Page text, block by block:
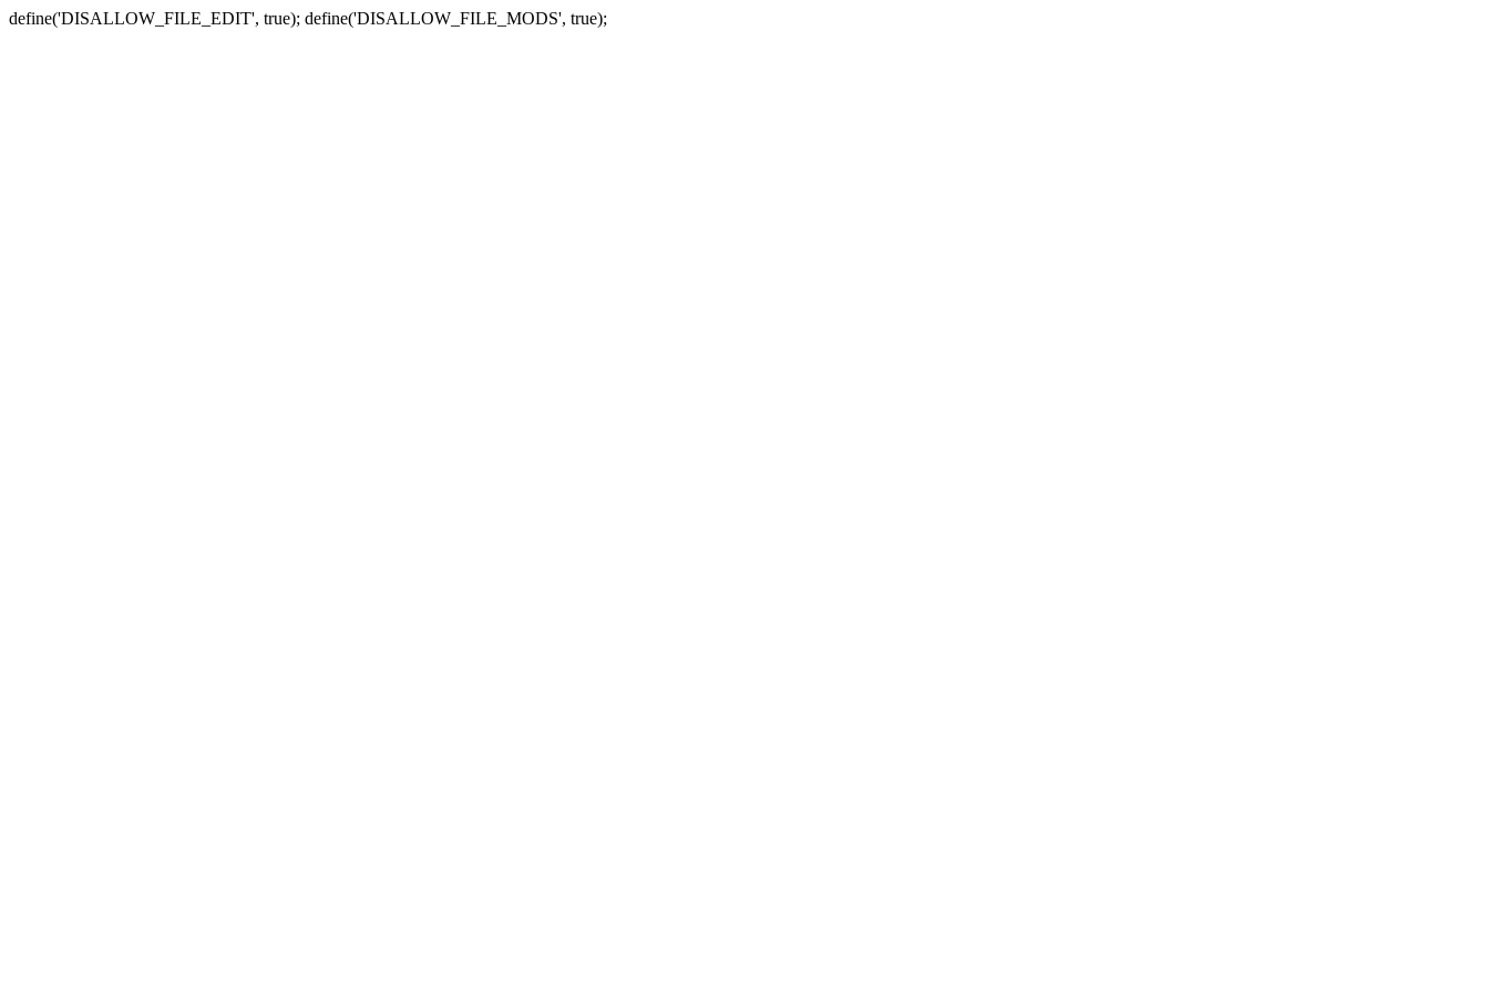
define('DISALLOW_FILE_EDIT', true); define('DISALLOW_FILE_MODS', true);